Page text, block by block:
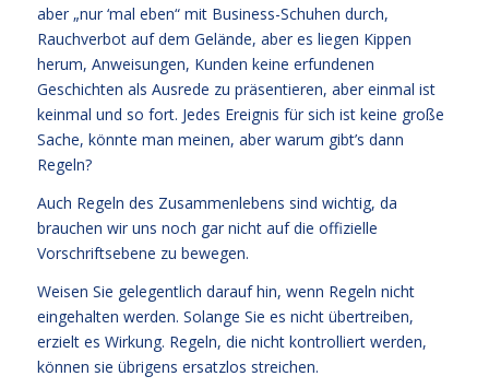
aber „nur ‘mal eben“ mit Business-Schuhen durch,
Rauchverbot auf dem Gelände, aber es liegen Kippen
herum, Anweisungen, Kunden keine erfundenen
Geschichten als Ausrede zu präsentieren, aber einmal ist
keinmal und so fort. Jedes Ereignis für sich ist keine große
Sache, könnte man meinen, aber warum gibt’s dann
Regeln?
Auch Regeln des Zusammenlebens sind wichtig, da
brauchen wir uns noch gar nicht auf die offizielle
Vorschriftsebene zu bewegen.
Weisen Sie gelegentlich darauf hin, wenn Regeln nicht
eingehalten werden. Solange Sie es nicht übertreiben,
erzielt es Wirkung. Regeln, die nicht kontrolliert werden,
können sie übrigens ersatzlos streichen.